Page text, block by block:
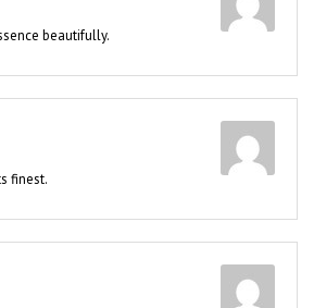
beautifully.
finest.